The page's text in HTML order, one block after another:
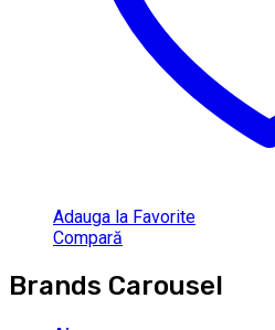
Adauga la Favorite
Compară
Brands Carousel